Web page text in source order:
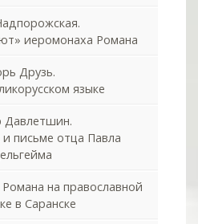
иеромонаха Романа
Друзь.
языке
Давлетшин.
письме отца Павла
на православной
в Саранске